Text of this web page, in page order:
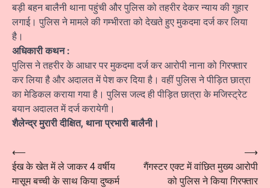
बड़ी बहन बालैनी थाना पहुंची और पुलिस को तहरीर देकर न्याय की गुहार
लगाई। पुलिस ने मामले की गम्भीरता को देखते हुए मुकदमा दर्ज कर लिया
है।
अधिकारी कथन :
पुलिस ने तहरीर के आधार पर मुकदमा दर्ज कर आरोपी नाना को गिरफ्तार
कर लिया है और अदालत में पेश कर दिया है। वहीं पुलिस ने पीड़ित छात्रा
का मेडिकल कराया गया है। पुलिस जल्द ही पीड़ित छात्रा के मजिस्ट्रेट
बयान अदालत में दर्ज करायेगी।
शैलेन्द्र मुरारी दीक्षित, थाना प्रभारी बालैनी।
Post
navigation
⟵
ईख के खेत में ले जाकर 4 वर्षीय
मासूम बच्ची के साथ किया दुष्कर्म
गैंगस्टर एक्ट में वांछित मुख्य आरोपी
को पुलिस ने किया गिरफ्तार
⟶